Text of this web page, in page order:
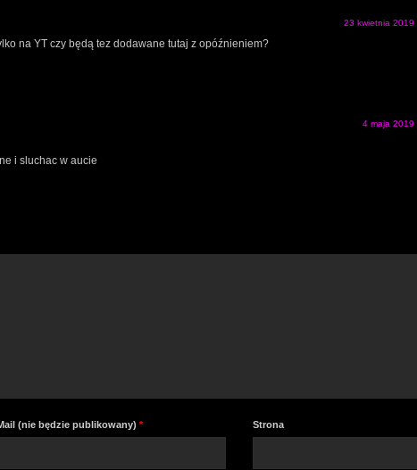
23 kwietnia 2019
na YT czy będą tez dodawane tutaj z opóźnieniem?
4 maja 2019
i sluchac w aucie
(nie będzie publikowany)* Strona